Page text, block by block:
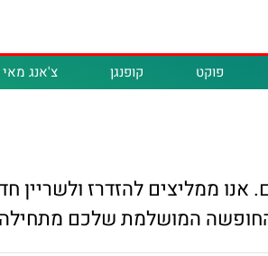
פוקט קופנגן צ'אנג מאי
אנו ממליצים להזדרז
החופשה המושלמת שלכם